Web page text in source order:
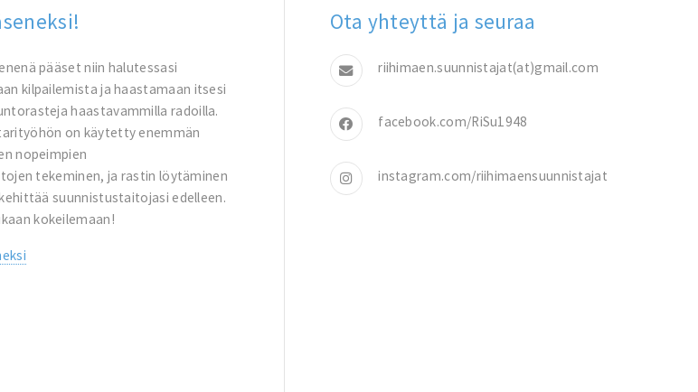
pääset niin halutessasi
kilpailemista ja haastamaan itsesi
haastavammilla radoilla.
on käytetty enemmän
nopeimpien
tekeminen, ja rastin löytäminen
suunnistustaitojasi edelleen.
kokeilemaan!
Ota yhteyttä ja seuraa
riihimaen.suunnistajat(at)gmail.com
facebook.com/RiSu1948
instagram.com/riihimaensuunnistajat